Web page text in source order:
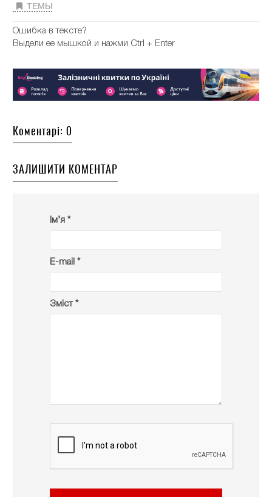
ТЕМЫ
Ошибка в тексте?
Выдели ее мышкой и нажми Ctrl + Enter
Коментарі: 0
ЗАЛИШИТИ КОМЕНТАР
Ім’я *
E-mail *
Зміст *